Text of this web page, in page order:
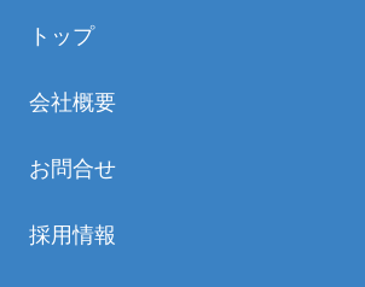
トップ
会社概要
お問合せ
採用情報